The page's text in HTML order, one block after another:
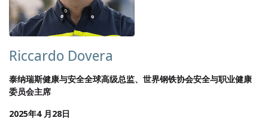
Riccardo Dovera
泰纳瑞斯健康与安全全球高级总监、世界钢铁协会安全与职业健康
委员会主席
2025年4 月28日